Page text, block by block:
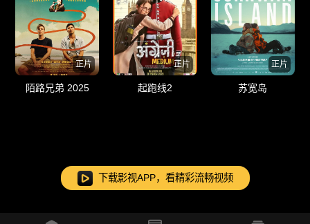
正片
陌路兄弟 2025
正片
起跑线2
正片
苏宽岛
下载影视APP，看精彩流畅视频